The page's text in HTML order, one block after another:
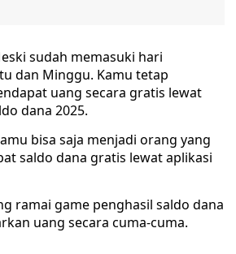
sudah memasuki hari
dan Minggu. Kamu tetap
uang secara gratis lewat
dana 2025.
bisa saja menjadi orang yang
saldo dana gratis lewat aplikasi
ramai game penghasil saldo dana
uang secara cuma-cuma.